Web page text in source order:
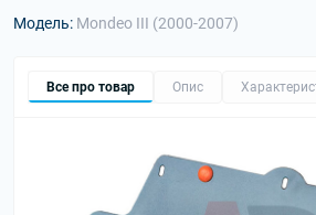
Модель: Mondeo III (2000-2007)
Все про товар Опис